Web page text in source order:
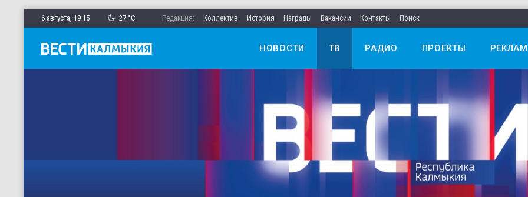
6 августа, 19 15 27 °C Редакция: Коллектив История Награды Вакансии Контакты Поиск
НОВОСТИ ТВ РАДИО ПРОЕКТЫ